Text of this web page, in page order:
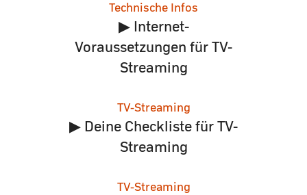
Technische Infos
▶ Internet-
Voraussetzungen für TV-
Streaming
TV-Streaming
▶ Deine Checkliste für TV-
Streaming
TV-Streaming